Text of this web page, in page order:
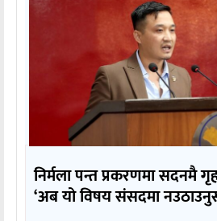
निर्मला पन्त प्रकरणमा सदनमै
‘अब यो विषय संसदमा